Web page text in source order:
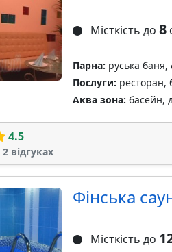
Місткість до 8
Парна: руська баня,
Послуги: ресторан,
Аква зона: басейн,
4.5
2 відгуках
Фінська
Місткість до